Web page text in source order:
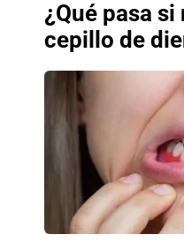
¿Qué pasa
cepillo de